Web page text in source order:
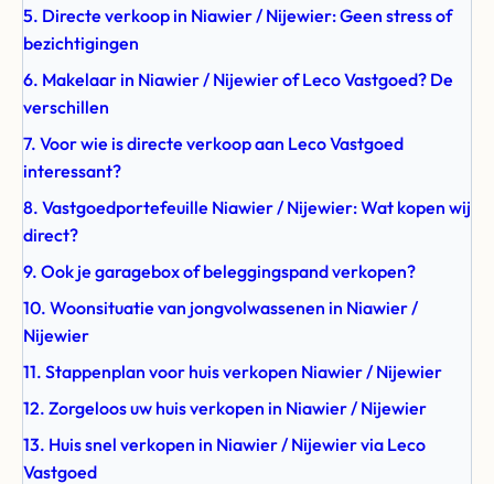
5. Directe verkoop in Niawier / Nijewier: Geen stress of
bezichtigingen
6. Makelaar in Niawier / Nijewier of Leco Vastgoed? De
verschillen
7. Voor wie is directe verkoop aan Leco Vastgoed
interessant?
8. Vastgoedportefeuille Niawier / Nijewier: Wat kopen wij
direct?
9. Ook je garagebox of beleggingspand verkopen?
10. Woonsituatie van jongvolwassenen in Niawier /
Nijewier
11. Stappenplan voor huis verkopen Niawier / Nijewier
12. Zorgeloos uw huis verkopen in Niawier / Nijewier
13. Huis snel verkopen in Niawier / Nijewier via Leco
Vastgoed